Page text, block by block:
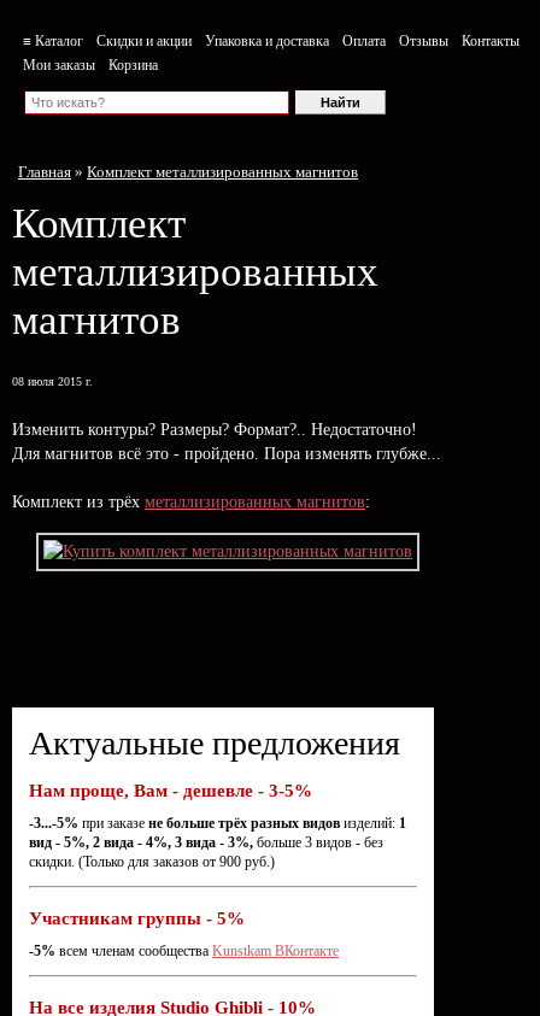
≡ Каталог Скидки и акции Упаковка и доставка Оплата Отзывы
Контакты
Мои заказы
Корзина
Главная » Комплект металлизированных магнитов
Комплект
металлизированных
магнитов
08 июля 2015 г.
Изменить контуры? Размеры? Формат?.. Недостаточно!
Для магнитов всё это - пройдено. Пора изменять глубже...
Комплект из трёх металлизированных магнитов:
Актуальные предложения
Нам проще, Вам - дешевле - 3-5%
-3...-5% при заказе не больше трёх разных видов изделий: 1
вид - 5%, 2 вида - 4%, 3 вида - 3%, больше 3 видов - без
скидки. (Только для заказов от 900 руб.)
Участникам группы - 5%
-5% всем членам сообщества Kunstkam ВКонтакте
На все изделия Studio Ghibli - 10%